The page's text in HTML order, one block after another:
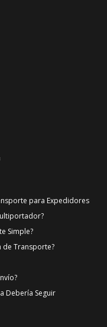
para Expedidores
Simple?
de Transporte?
Debería Seguir